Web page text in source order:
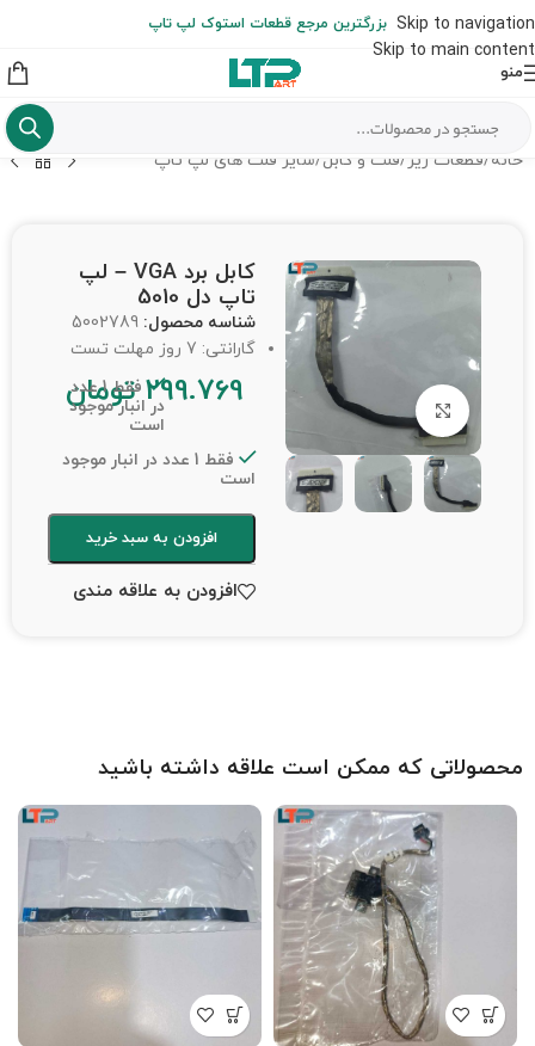
Skip to navigation
Skip to main content
از شهرستان به عهده مشتری است)
بزرگترین مرجع قطعات استوک لپ تاپ
منو
خانه /قطعات ریز /فلت و کابل /سایر فلت های لپ تاپ
برای بزرگنمایی کلیک کنید
کابل برد VGA – لپ
تاپ دل 5010
شناسه محصول: 5002789
گارانتی: 7 روز مهلت تست
299.769 تومان
فقط 1 عدد
در انبار موجود
است
فقط 1 عدد در انبار موجود
است
افزودن به سبد خرید
افزودن به علاقه مندی
محصولاتی که ممکن است علاقه داشته باشید